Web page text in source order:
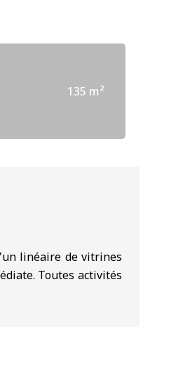
135 m²
linéaire de vitrines
Toutes activités